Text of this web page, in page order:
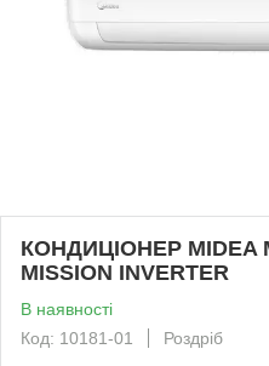
КОНДИЦІОНЕР MIDEA
MISSION INVERTER
В наявності
Код: 10181-01
Роздріб